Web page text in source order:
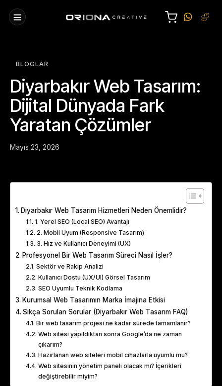
BLOGLAR
Diyarbakır Web Tasarım:
Dijital Dünyada Fark
Yaratan Çözümler
Mayıs 23, 2026
Diyarbakır Web Tasarım Hizmetleri Neden Önemlidir?
1. Yerel SEO (Local SEO) Avantajı
2. Mobil Uyum (Responsive Tasarım)
3. Hız ve Kullanıcı Deneyimi (UX)
Profesyonel Bir Web Tasarım Süreci Nasıl İşler?
Sektör ve Rakip Analizi
Kullanıcı Dostu (UX/UI) Görsel Tasarım
SEO Uyumlu Teknik Kodlama
Kurumsal Web Tasarımın Marka İmajına Etkisi
Sıkça Sorulan Sorular (Diyarbakır Web Tasarım FAQ)
Bir web tasarım projesi ne kadar sürede tamamlanır?
Web sitesi yapıldıktan sonra Google’da ne zaman
çıkarım?
Hazırlanan web siteleri mobil cihazlarla uyumlu mu?
Web sitesinin yönetim paneli olacak mı? İçerikleri
değiştirebilir miyim?